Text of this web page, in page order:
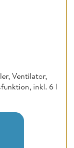
Ventilator,
inkl. 6 l